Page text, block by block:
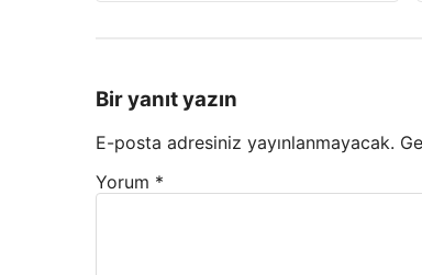
Bir yanıt yazın
E-posta adresiniz yayınlanmayacak.
Yorum *